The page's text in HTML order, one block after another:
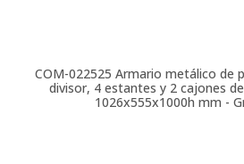
COM-022525 Armario metálico de
divisor, 4 estantes y 2 cajones
1026x555x1000h mm -